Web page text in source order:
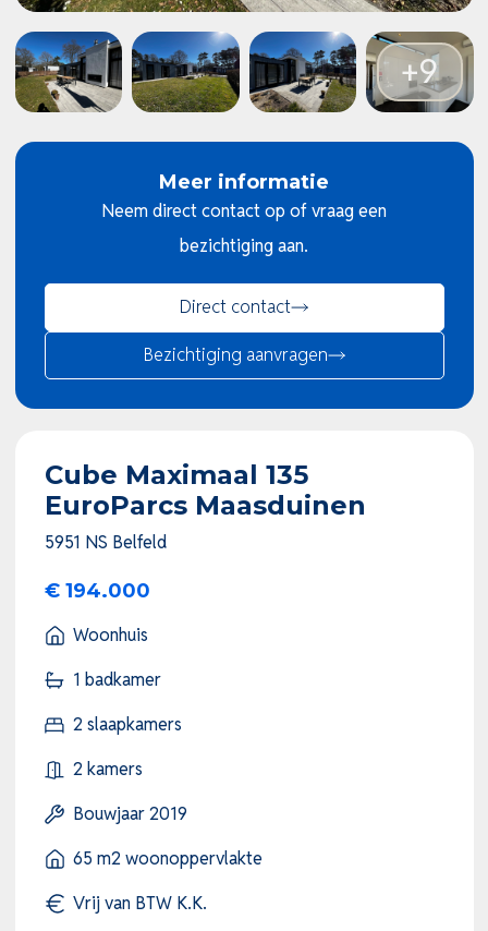
Cube Maximaal 135
EuroParcs Maasduinen
5951 NS Belfeld
€ 194.000
Woonhuis
1 badkamer
2 slaapkamers
2 kamers
Bouwjaar 2019
65 m2 woonoppervlakte
Vrij van BTW K.K.
Meer informatie
Neem direct contact op of vraag een
bezichtiging aan.
Direct contact
Bezichtiging aanvragen